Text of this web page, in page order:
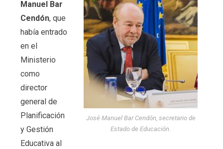
José Manuel Bar Cendón, secretario de
Estado de Educación.
Manuel Bar
Cendón, que
había entrado
en el
Ministerio
como
director
general de
Planificación
y Gestión
Educativa al